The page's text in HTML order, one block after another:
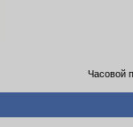
Часовой